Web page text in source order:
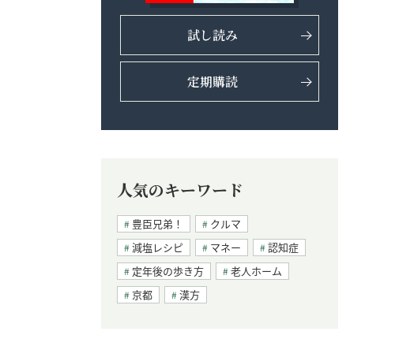
試し読み
定期購読
人気のキーワード
豊臣兄弟！
クルマ
減塩レシピ
マネー
認知症
定年後の歩き方
老人ホーム
京都
漢方